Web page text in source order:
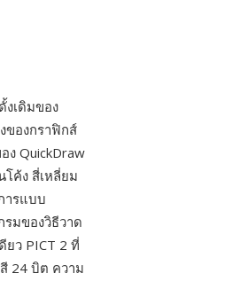
เดิมของ
ของกราฟิกส์
ง QuickDraw
ค้ง สี่เหลี่ยม
ารแบบ
รมของวิธีวาด
ว PICT 2 ที่
24 บิต ความ